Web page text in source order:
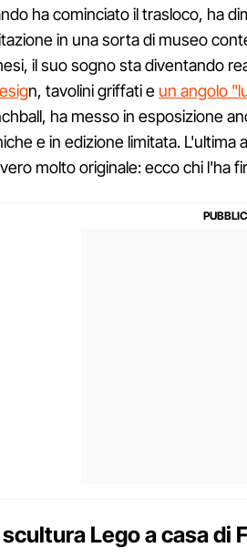
ha cominciato il trasloco, ha
in una sorta di museo
il suo sogno sta diventando
n, tavolini griffati e un angolo
ha messo in esposizione
e in edizione limitata. L'ultima
molto originale: ecco chi l'ha
scultura Lego a casa di